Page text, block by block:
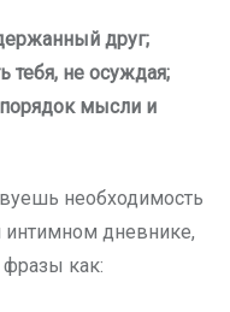
друг;
тебя, не осуждая;
мысли и
необходимость
интимном дневнике,
как: